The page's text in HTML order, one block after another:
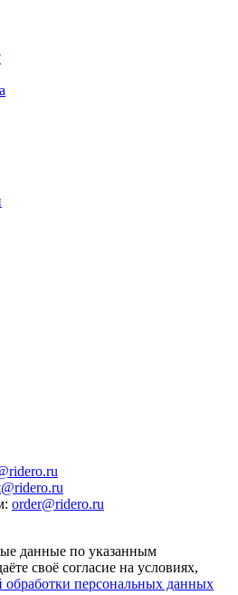
: order@ridero.ru
данные по указанным
своё согласие на условиях,
обработки персональных данных